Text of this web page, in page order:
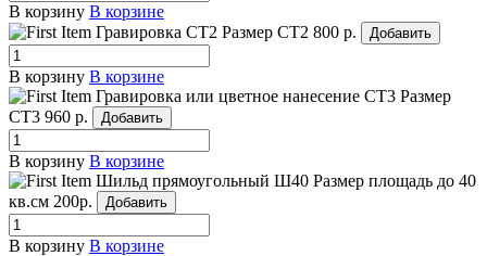
В корзину В корзине
Гравировка СТ2 Размер СТ2 800 р. Добавить
В корзину В корзине
Гравировка или цветное нанесение СТ3 Размер
СТ3 960 р. Добавить
В корзину В корзине
Шильд прямоугольный Ш40 Размер площадь до 40
кв.см 200р. Добавить
В корзину В корзине